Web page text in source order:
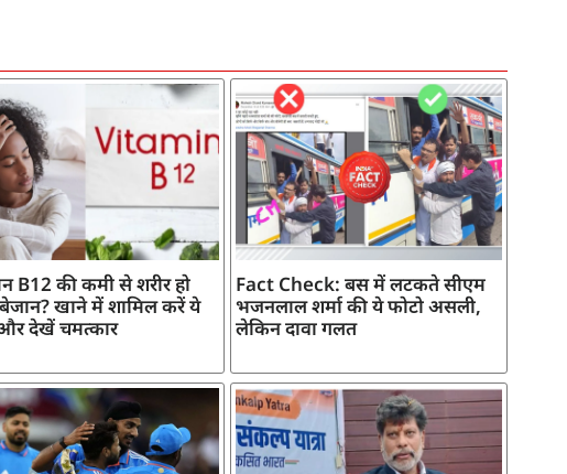
B12 की कमी से शरीर हो
खाने में शामिल करें ये
देखें चमत्कार
Fact Check: बस में लटकते सीएम
भजनलाल शर्मा की ये फोटो असली,
लेकिन दावा गलत